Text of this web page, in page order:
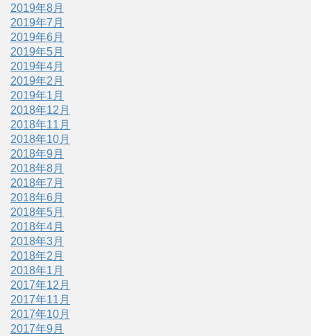
2019年8月
2019年7月
2019年6月
2019年5月
2019年4月
2019年2月
2019年1月
2018年12月
2018年11月
2018年10月
2018年9月
2018年8月
2018年7月
2018年6月
2018年5月
2018年4月
2018年3月
2018年2月
2018年1月
2017年12月
2017年11月
2017年10月
2017年9月